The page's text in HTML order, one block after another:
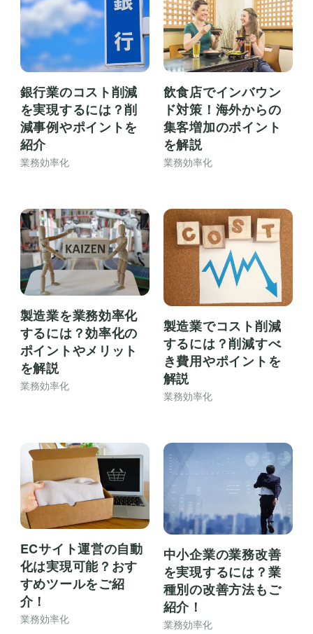
銀行業のコスト削減
を実現するには？削
減事例やポイントを
紹介
業務効率化
飲食店でインバウン
ド対策！海外からの
集客増加のポイント
を解説
業務効率化
製造業を業務効率化
するには？効率化の
ポイントやメリット
を解説
業務効率化
製造業でコスト削減
するには？削減すべ
き費用やポイントを
解説
業務効率化
ECサイト運営の自動
化は実現可能？おす
すめツールをご紹
介！
業務効率化
中小企業の業務改善
を実現するには？業
種別の改善方法もご
紹介！
業務効率化